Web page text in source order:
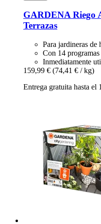
GARDENA Riego
Terrazas
Para jardineras de
Con 14
Inmediatamente
159,99 € (74,41 € / kg)
Entrega gratuita hasta el